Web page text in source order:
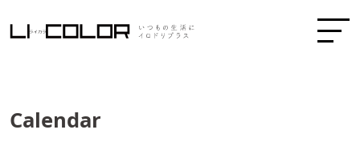
Calendar